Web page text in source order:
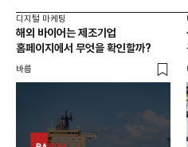
디지털 마케팅
해외 바이어는 제조기업
홈페이지에서 무엇을 확인할까?
바름